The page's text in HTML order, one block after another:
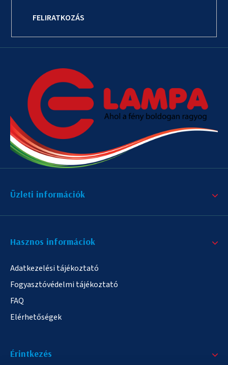
FELIRATKOZÁS
Üzleti információk
Hasznos informáciok
Adatkezelési tájékoztató
Fogyasztóvédelmi tájékoztató
FAQ
Elérhetőségek
Érintkezés